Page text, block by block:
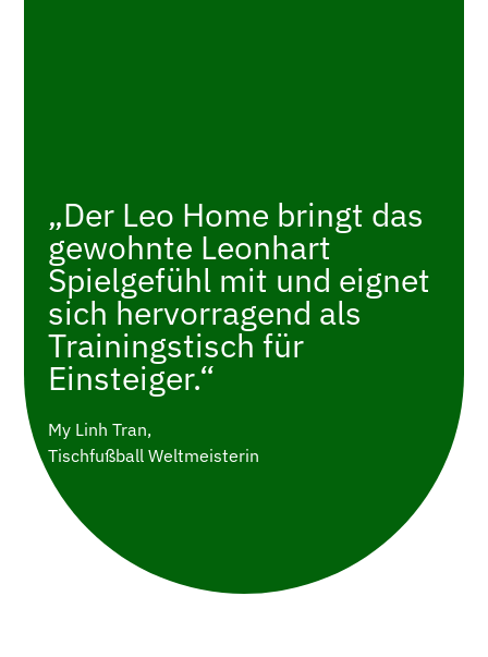
„Der Leo Home bringt das
gewohnte Leonhart
Spielgefühl mit und eignet
sich hervorragend als
Trainingstisch für
Einsteiger.“
My Linh Tran,
Tischfußball Weltmeisterin